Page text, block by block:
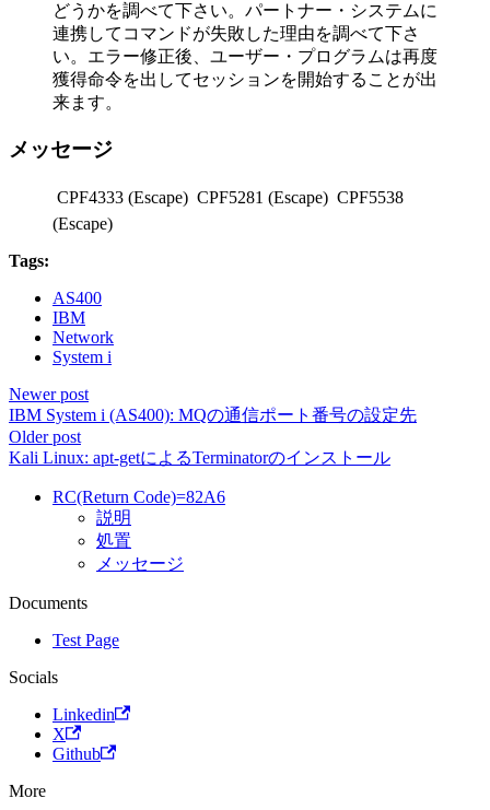
どうかを調べて下さい。パートナー・システムに
連携してコマンドが失敗した理由を調べて下さ
い。エラー修正後、ユーザー・プログラムは再度
獲得命令を出してセッションを開始することが出
来ます。
メッセージ
 CPF4333 (Escape)  CPF5281 (Escape)  CPF5538
(Escape)
Tags:
AS400
IBM
Network
System i
Newer post
IBM System i (AS400): MQの通信ポート番号の設定先
Older post
Kali Linux: apt-getによるTerminatorのインストール
RC(Return Code)=82A6
説明
処置
メッセージ
Documents
Test Page
Socials
Linkedin
X
Github
More